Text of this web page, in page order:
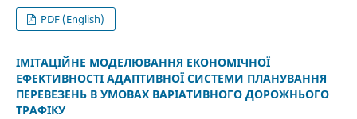
PDF (English)
ІМІТАЦІЙНЕ МОДЕЛЮВАННЯ ЕКОНОМІЧНОЇ
ЕФЕКТИВНОСТІ АДАПТИВНОЇ СИСТЕМИ ПЛАНУВАННЯ
ПЕРЕВЕЗЕНЬ В УМОВАХ ВАРІАТИВНОГО ДОРОЖНЬОГО
ТРАФІКУ